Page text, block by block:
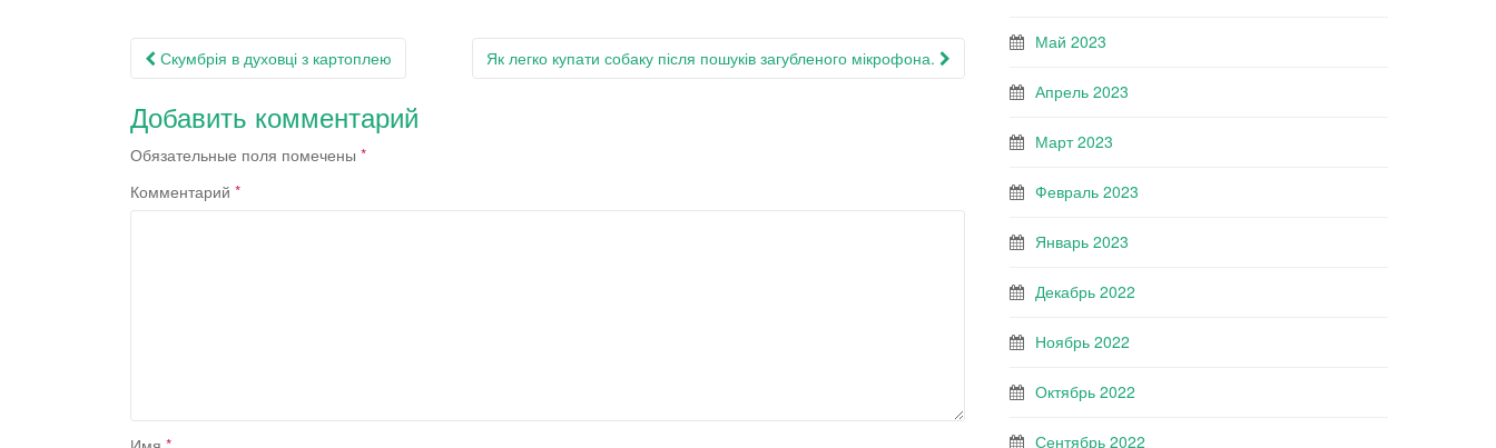
Навигация
записям
Скумбрія в духовці з картоплею Як легко купати собаку після пошуків загубленого мікрофона.
Добавить комментарий
Обязательные поля помечены *
Комментарий *
Май 2023
Апрель 2023
Март 2023
Февраль 2023
Январь 2023
Декабрь 2022
Ноябрь 2022
Октябрь 2022
Сентябрь 2022